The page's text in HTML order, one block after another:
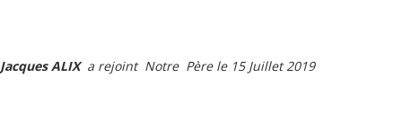
Jacques ALIXa rejoint Notre Père le 15 Juillet 2019